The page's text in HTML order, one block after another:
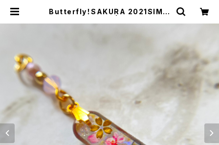
Butterfly！SAKURA 2021SIMピ